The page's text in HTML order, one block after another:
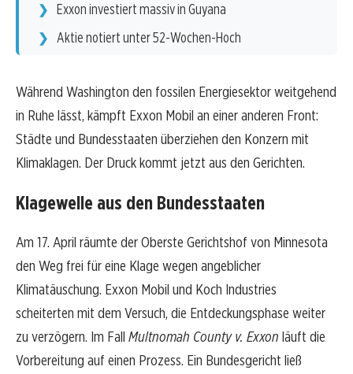
Exxon investiert massiv in Guyana
Aktie notiert unter 52-Wochen-Hoch
Während Washington den fossilen Energiesektor weitgehend
in Ruhe lässt, kämpft Exxon Mobil an einer anderen Front:
Städte und Bundesstaaten überziehen den Konzern mit
Klimaklagen. Der Druck kommt jetzt aus den Gerichten.
Klagewelle aus den Bundesstaaten
Am 17. April räumte der Oberste Gerichtshof von Minnesota
den Weg frei für eine Klage wegen angeblicher
Klimatäuschung. Exxon Mobil und Koch Industries
scheiterten mit dem Versuch, die Entdeckungsphase weiter
zu verzögern. Im Fall Multnomah County v. Exxon läuft die
Vorbereitung auf einen Prozess. Ein Bundesgericht ließ